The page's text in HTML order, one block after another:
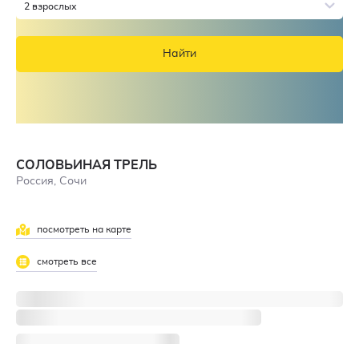
2 взрослых
Найти
СОЛОВЬИНАЯ ТРЕЛЬ
Россия, Сочи
посмотреть на карте
смотреть все